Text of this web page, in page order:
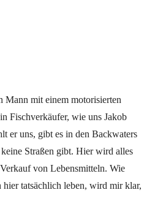
Mann mit einem motorisierten
Fischverkäufer, wie uns Jakob
er uns, gibt es in den Backwaters
Straßen gibt. Hier wird alles
von Lebensmitteln. Wie
hier tatsächlich leben, wird mir klar,